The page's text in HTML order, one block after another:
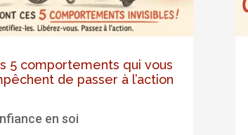
5 comportements qui vous
de passer à l’action
en soi